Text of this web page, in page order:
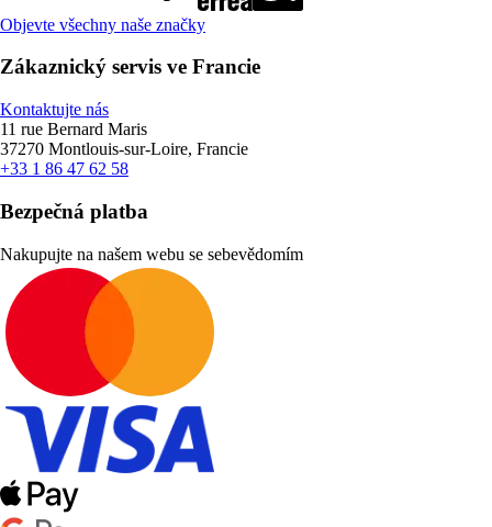
Objevte všechny naše značky
Zákaznický servis ve Francie
Kontaktujte nás
11 rue Bernard Maris
37270 Montlouis-sur-Loire, Francie
+33 1 86 47 62 58
Bezpečná platba
Nakupujte na našem webu se sebevědomím